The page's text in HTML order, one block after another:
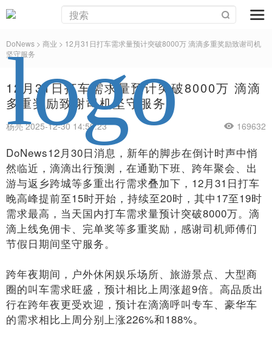
DoNews > 商业 > 12月31日打车需求量预计突破8000万 滴滴多重奖励致谢司机
坚守服务
12月31日打车需求量预计突破8000万 滴滴
多重奖励致谢司机坚守服务
杨亮 2025-12-30 14:59:23 169632
DoNews12月30日消息，新年的脚步在倒计时声中悄
然临近，滴滴出行预测，在通勤下班、跨年聚会、出
游与返乡跨城等多重出行需求叠加下，12月31日打车
晚高峰提前至15时开始，持续至20时，其中17至19时
需求最高，当天国内打车需求量预计突破8000万。滴
滴上线免佣卡、完单奖等多重奖励，感谢司机师傅们
节假日期间坚守服务。
跨年夜期间，户外休闲娱乐场所、旅游景点、大型商
圈的叫车需求旺盛，预计相比上周涨超9倍。高品质出
行在跨年夜更受欢迎，预计在滴滴呼叫专车、豪华车
的需求相比上周分别上涨226%和188%。